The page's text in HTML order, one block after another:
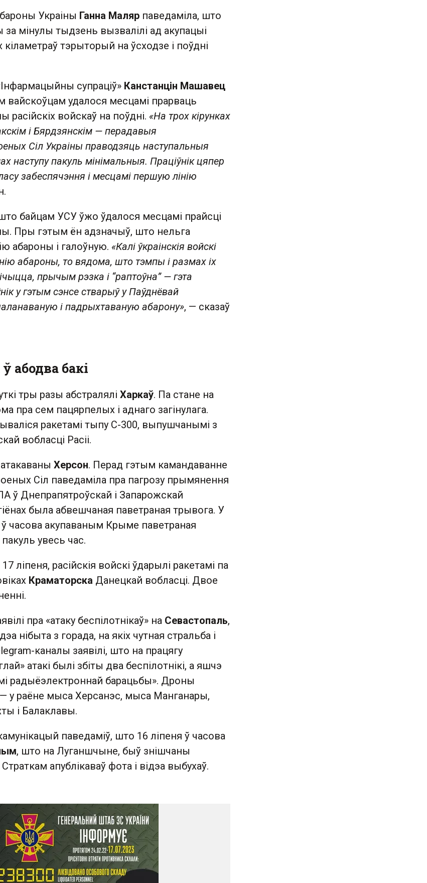
Украіны Ганна Маляр паведаміла, што
за мінулы тыдзень вызвалілі ад акупацыі
тэрыторый на ўсходзе і поўдні
супраціў» Канстанцін Машавец
вайскоўцам удалося месцамі прарваць
расійскіх войскаў на поўдні. «На трох кірунках
і Бярдзянскім — перадавыя
Сіл Украіны праводзяць наступальныя
наступу пакуль мінімальныя. Праціўнік цяпер
забеспячэння і месцамі першую лінію
байцам УСУ ўжо ўдалося месцамі прайсці
Пры гэтым ён адзначыў, што нельга
абароны і галоўную. «Калі ўкраінскія войскі
абароны, то вядома, што тэмпы і размах іх
прычым рэзка і “раптоўна” — гэта
у гэтым сэнсе стварыў у Паўднёвай
і падрыхтаваную абарону», — сказаў
абодва бакі
тры разы абстралялі Харкаў. Па стане на
пра сем пацярпелых і аднаго загінулага.
ракетамі тыпу С-300, выпушчанымі з
вобласці Расіі.
Херсон. Перад гэтым камандаванне
Сіл паведаміла пра пагрозу прымянення
ў Днепрапятроўскай і Запарожскай
была абвешчаная паветраная трывога. У
ў часова акупаваным Крыме паветраная
увесь час.
ліпеня, расійскія войскі ўдарылі ракетамі па
Краматорска Данецкай вобласці. Двое
пра «атаку беспілотнікаў» на Севастопаль,
нібыта з горада, на якіх чутная стральба і
каналы заявілі, што на працягу
атакі былі збіты два беспілотнікі, а яшчэ
радыёэлектроннай барацьбы». Дроны
— у раёне мыса Херсанэс, мыса Манганары,
і Балаклавы.
паведаміў, што 16 ліпеня ў часова
, што на Луганшчыне, быў знішчаны
апублікаваў фота і відэа выбухаў.